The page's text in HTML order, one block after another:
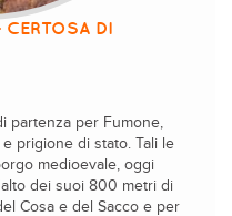
CERTOSA DI
partenza per Fumone,
prigione di stato. Tali le
medioevale, oggi
dei suoi 800 metri di
Cosa e del Sacco e per